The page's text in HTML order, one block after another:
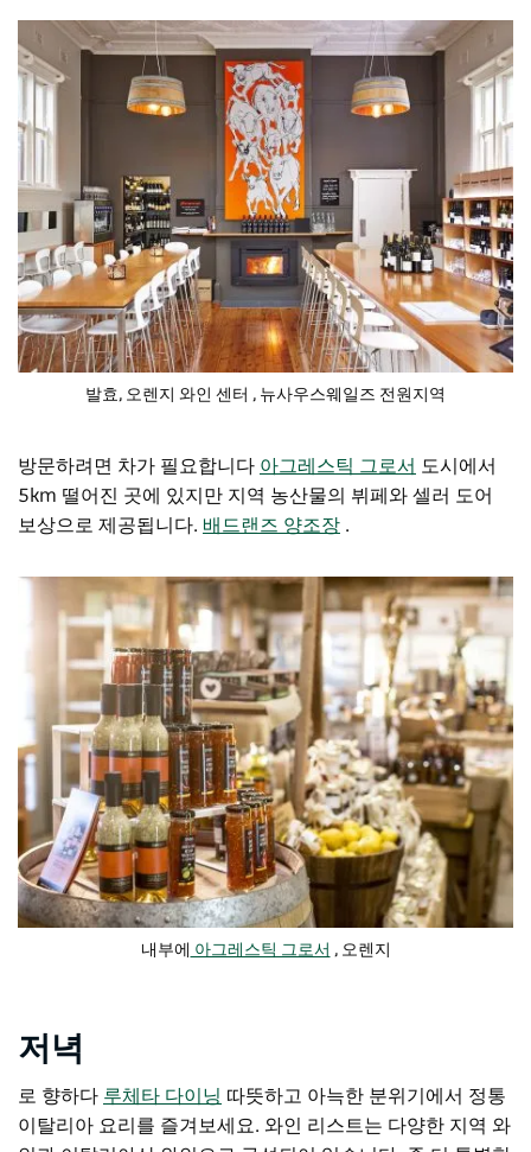
발효, 오렌지 와인 센터 , 뉴사우스웨일즈 전원지역
방문하려면 차가 필요합니다 아그레스틱 그로서
도시에서
5km 떨어진 곳에 있지만 지역 농산물의 뷔페와 셀러 도어
보상으로 제공됩니다. 배드랜즈 양조장 .
내부에 아그레스틱 그로서 , 오렌지
저녁
로 향하다 루체타 다이닝 따뜻하고 아늑한 분위기에서 정통
이탈리아 요리를 즐겨보세요. 와인 리스트는 다양한 지역 와